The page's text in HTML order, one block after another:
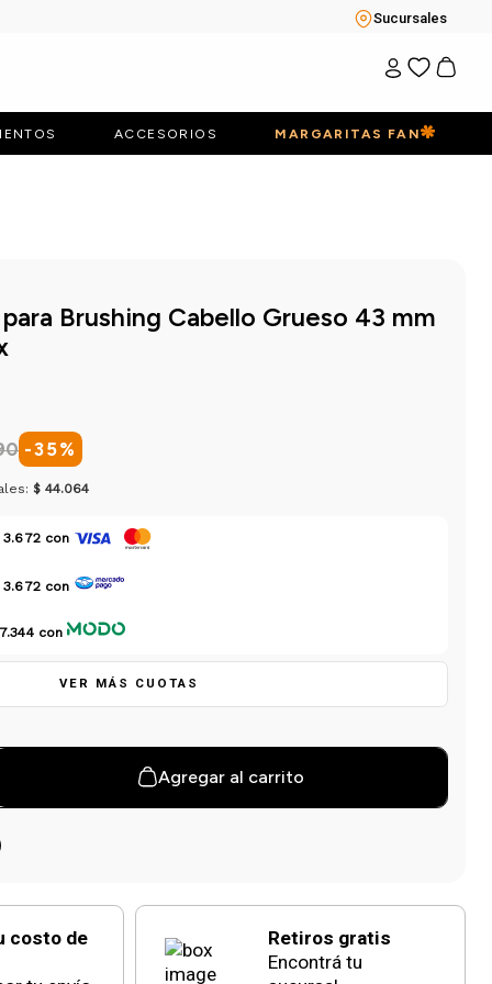
Sucursales
ACCESORIOS MARGARITAS FAN
Brushing Cabello Grueso 43 mm
-35%
$ 44.064
3.672con
3.672con
con
VER MÁS CUOTAS
Agregar al carrito
costo de
Retiros gratis
Encontrá tu